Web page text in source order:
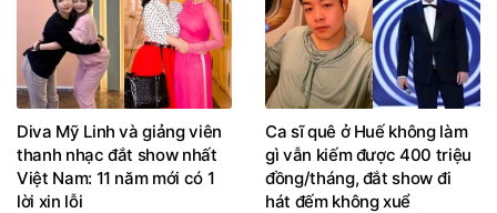
Diva Mỹ Linh và giảng viên
thanh nhạc đắt show nhất
Việt Nam: 11 năm mới có 1
lời xin lỗi
Ca sĩ quê ở Huế không làm
gì vẫn kiếm được 400 triệu
đồng/tháng, đắt show đi
hát đếm không xuể